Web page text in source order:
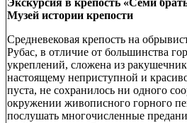
Музей истории крепости
Средневековая крепость на
Рубас, в отличие от большинства
укреплений, сложена из
настоящему неприступной и
пуста, не сохранилось ни одного
окружении живописного горного
послушать многочисленные